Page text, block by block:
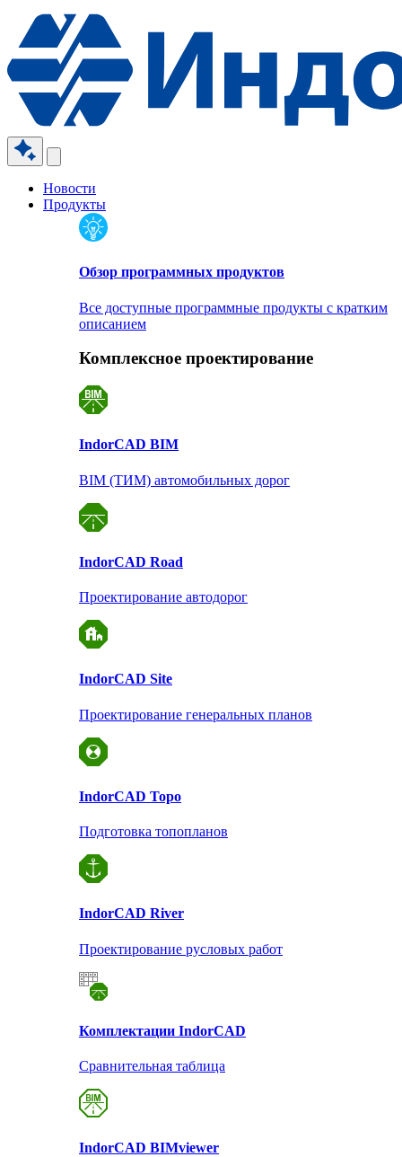
Новости
Продукты
Обзор программных продуктов
Все доступные программные продукты с кратким
описанием
Комплексное проектирование
IndorCAD BIM
BIM (ТИМ) автомобильных дорог
IndorCAD Road
Проектирование автодорог
IndorCAD Site
Проектирование генеральных планов
IndorCAD Topo
Подготовка топопланов
IndorCAD River
Проектирование русловых работ
Комплектации IndorCAD
Сравнительная таблица
IndorCAD BIMviewer